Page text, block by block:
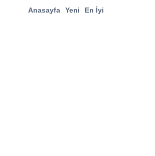
Anasayfa Yeni En İyi